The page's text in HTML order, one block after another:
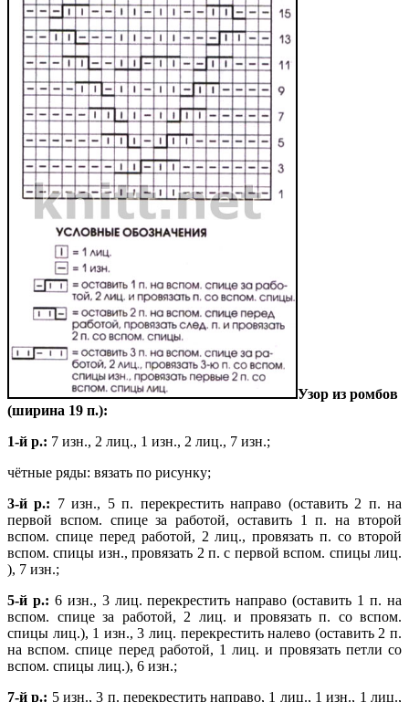
Узор из ромбов
(ширина 19 п.):
1-й р.: 7 изн., 2 лиц., 1 изн., 2 лиц., 7 изн.;
чётные ряды: вязать по рисунку;
3-й р.: 7 изн., 5 п. перекрестить направо (оставить 2 п. на
первой вспом. спице за работой, оставить 1 п. на второй
вспом. спице перед работой, 2 лиц., провязать п. со второй
вспом. спицы изн., провязать 2 п. с первой вспом. спицы лиц.
), 7 изн.;
5-й р.: 6 изн., 3 лиц. перекрестить направо (оставить 1 п. на
вспом. спице за работой, 2 лиц. и провязать п. со вспом.
спицы лиц.), 1 изн., 3 лиц. перекрестить налево (оставить 2 п.
на вспом. спице перед работой, 1 лиц. и провязать петли со
вспом. спицы лиц.), 6 изн.;
7-й р.: 5 изн., 3 п. перекрестить направо, 1 лиц., 1 изн., 1 лиц.,